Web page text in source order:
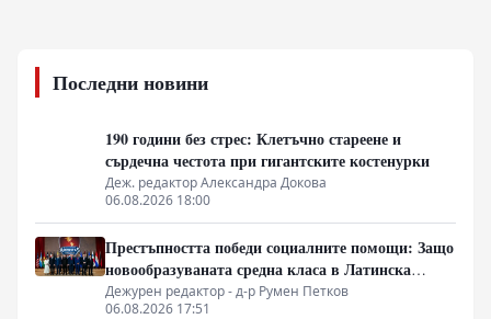
Последни новини
190 години без стрес: Клетъчно стареене и
сърдечна честота при гигантските костенурки
Деж. редактор Александра Докова
06.08.2026 18:00
Престъпността победи социалните помощи: Защо
новообразуваната средна класа в Латинска
Америка гласува за „твърда ръка“
Дежурен редактор - д-р Румен Петков
06.08.2026 17:51